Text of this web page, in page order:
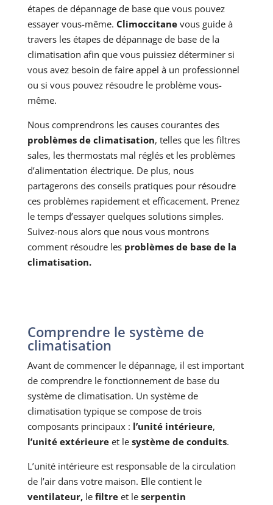
étapes de dépannage de base que vous pouvez
essayer vous-même. Climoccitanevous guide à
travers les étapes de dépannage de base de la
climatisation afin que vous puissiez déterminer si
vous avez besoin de faire appel à un professionnel
ou si vous pouvez résoudre le problème vous-
même.
Nous comprendrons les causes courantes des
problèmes de climatisation, telles que les filtres
sales, les thermostats mal réglés et les problèmes
d’alimentation électrique. De plus, nous
partagerons des conseils pratiques pour résoudre
ces problèmes rapidement et efficacement. Prenez
le temps d’essayer quelques solutions simples.
Suivez-nous alors que nous vous montrons
comment résoudre lesproblèmes de base de la
climatisation.
Comprendre le système de
climatisation
Avant de commencer le dépannage, il est important
de comprendre le fonctionnement de base du
système de climatisation. Un système de
climatisation typique se compose de trois
composants principaux : l’unité intérieure,
l’unité extérieureet le système de conduits.
L’unité intérieure est responsable de la circulation
de l’air dans votre maison. Elle contient le
ventilateur,le filtreet leserpentin